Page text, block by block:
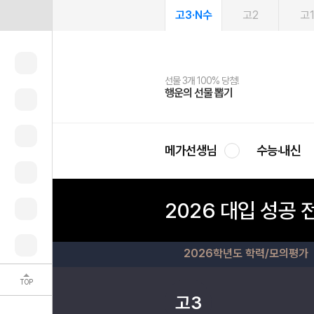
TOP
고3·N수 고2 고1
선물 3개 100% 당첨!
행운의 선물 뽑기
선물 100% 증정!
메가스터디 X 올리브
여름방학 스터디 캐시백
메가런 썸머스쿨
2027 러셀 단과
강사 공개선발
스마트러닝앱
설문 EVENT
메가패스
3일 무료 체험권
메가패스 수강생 무료혜택!
메가클럽 멤버십
사회공헌 캠페인
희망이룸 메가나눔
메가선생님 수능·내신
2026 대입 성공
2026학년도 학력/모의평가
고3